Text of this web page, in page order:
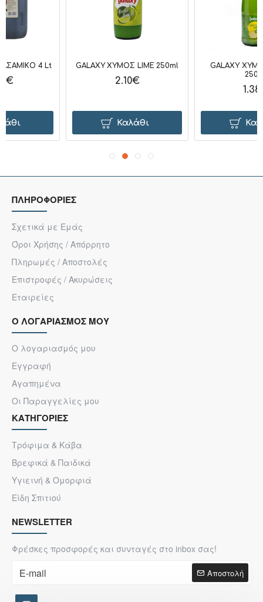
4 Lt GALAXY ΧΥΜΟΣ LIME 250ml
2.10€
Καλάθι
GALAXY ΧΥΜΟΣ
250ml
1.38€
Καλάθι
ΠΛΗΡΟΦΟΡΙΕΣ
Σχετικά με Εμάς
Όροι Χρήσης / Απόρρητο
Πληρωμές / Αποστολές
Επιστροφές / Ακυρώσεις
Εταιρείες
Ο ΛΟΓΑΡΙΑΣΜΟΣ ΜΟΥ
Ο λογαριασμός μου
Εγγραφή
Αγαπημένα
Οι Παραγγελίες μου
ΚΑΤΗΓΟΡΙΕΣ
Τρόφιμα & Κάβα
Βρεφικά & Παιδικά
Υγιεινή & Ομορφιά
Είδη Σπιτιού
NEWSLETTER
Φρέσκες προσφορές και συνταγές στο inbox σας!
Αποστολή